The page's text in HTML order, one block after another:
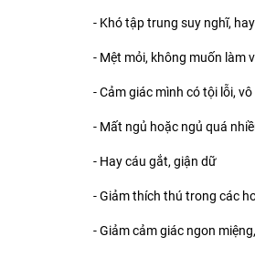
- Khó tập trung suy nghĩ,
- Mệt mỏi, không muốn làm
- Cảm giác mình có tội lỗi,
- Mất ngủ hoặc ngủ quá
- Hay cáu gắt, giận dữ
- Giảm thích thú trong các
- Giảm cảm giác ngon